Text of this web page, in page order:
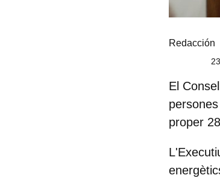
Redacción
El
proper